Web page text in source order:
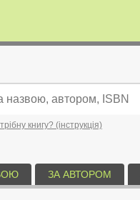
книгу? (інструкція)
ЗА АВТОРОМ